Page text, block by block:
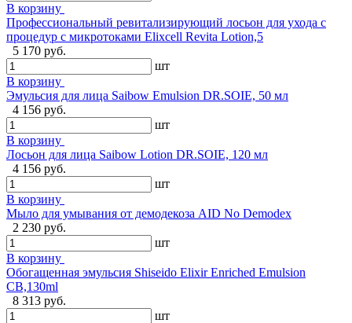
В корзину
Профессиональный ревитализирующий лосьон для ухода с
процедур с микротоками Elixcell Revita Lotion,5
5 170 руб.
шт
В корзину
Эмульсия для лица Saibow Emulsion DR.SOIE, 50 мл
4 156 руб.
шт
В корзину
Лосьон для лица Saibow Lotion DR.SOIE, 120 мл
4 156 руб.
шт
В корзину
Мыло для умывания от демодекоза AID No Demodex
2 230 руб.
шт
В корзину
Обогащенная эмульсия Shiseido Elixir Enriched Emulsion
CB,130ml
8 313 руб.
шт